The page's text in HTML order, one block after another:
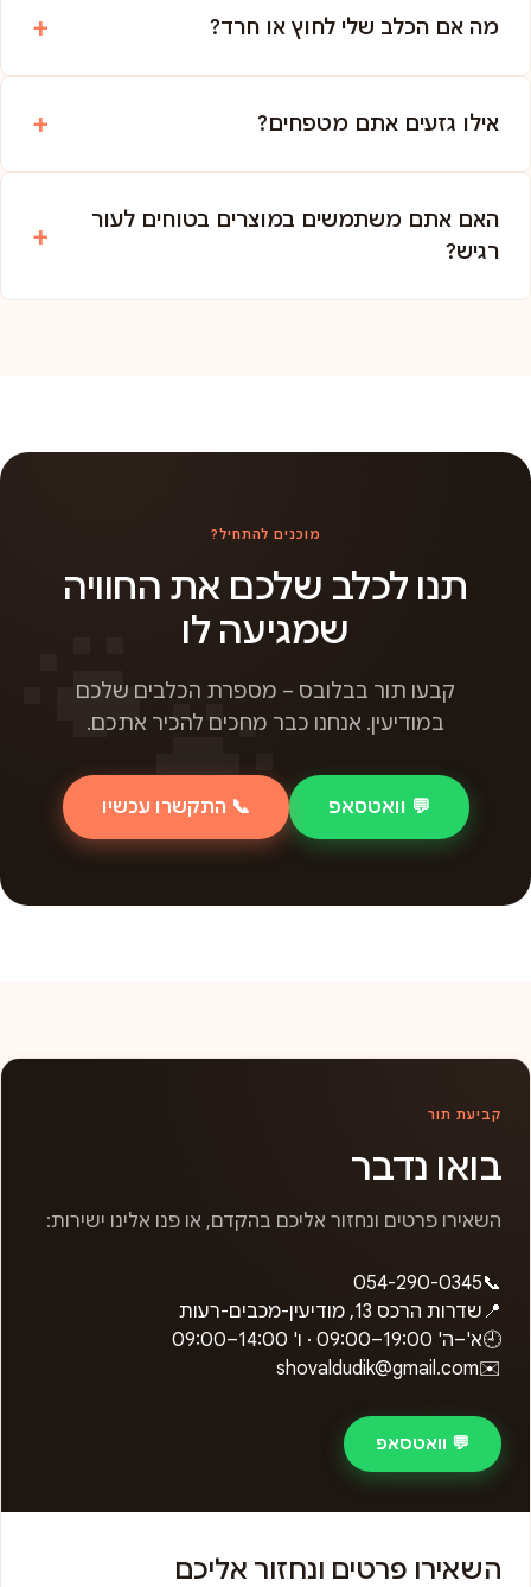
מה אם הכלב שלי לחוץ או חרד?
אילו גזעים אתם מטפחים?
האם אתם משתמשים במוצרים בטוחים לעור
רגיש?
מוכנים להתחיל?
תנו לכלב שלכם את החוויה
שמגיעה לו
קבעו תור בבלובס – מספרת הכלבים שלכם
במודיעין. אנחנו כבר מחכים להכיר אתכם.
💬 וואטסאפ 📞 התקשרו עכשיו
קביעת תור
בואו נדבר
השאירו פרטים ונחזור אליכם בהקדם, או פנו אלינו ישירות:
📞
054-290-0345
📍 שדרות הרכס 13, מודיעין-מכבים-רעות
🕘א'–ה' 09:00–19:00 · ו' 09:00–14:00
✉️
shovaldudik@gmail.com
💬 וואטסאפ
השאירו פרטים ונחזור אליכם